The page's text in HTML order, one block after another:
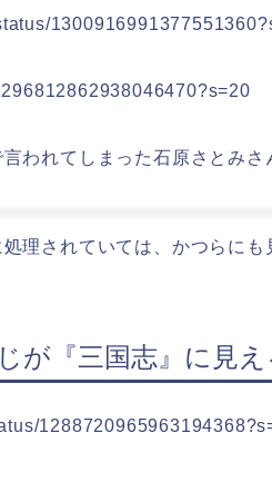
言われてしまった石原さとみ
理されていては、かつらに
が『三国志』に見え